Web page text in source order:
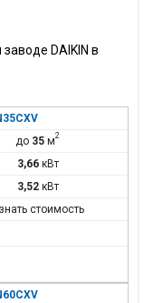
заводе DAIKIN в
до 35 м2
3,66кВт
3,52кВт
стоимость